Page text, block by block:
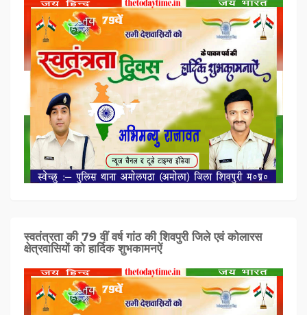
स्वतंत्रता की 79 वीं वर्ष गांठ की शिवपुरी जिले एवं कोलारस
क्षेत्रवासियों को हार्दिक शुभकामनऐं